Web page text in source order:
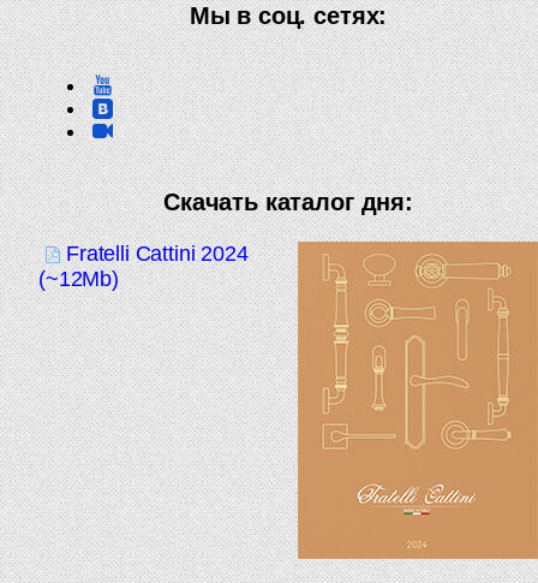
Мы в соц. сетях:
Скачать каталог дня:
Fratelli Cattini 2024
(~12Mb)